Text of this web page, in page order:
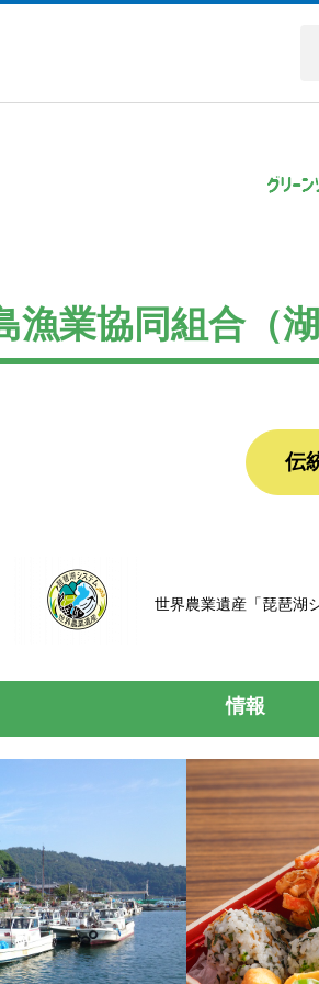
漁業協同組合（
伝
世界農業遺産「琵琶湖
情報